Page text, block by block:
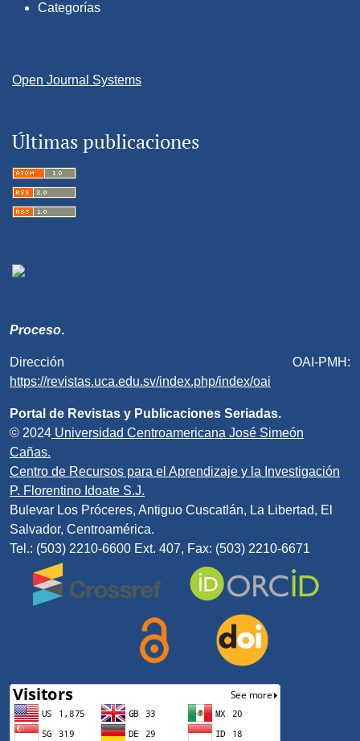
Categorías
Open Journal Systems
Últimas publicaciones
Proceso.
Dirección OAI-PMH:
https://revistas.uca.edu.sv/index.php/index/oai
Portal de Revistas y Publicaciones Seriadas.
© 2024 Universidad Centroamericana José Simeón
Cañas.
Centro de Recursos para el Aprendizaje y la Investigación
P. Florentino Idoate S.J.
Bulevar Los Próceres, Antiguo Cuscatlán, La Libertad, El
Salvador, Centroamérica.
Tel.: (503) 2210-6600 Ext. 407, Fax: (503) 2210-6671